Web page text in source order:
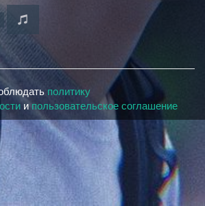
политику
ипользовательское соглашение